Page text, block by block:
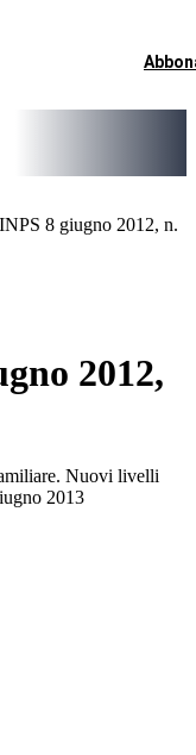
8 giugno 2012, n.
2012,
Nuovi livelli
2013